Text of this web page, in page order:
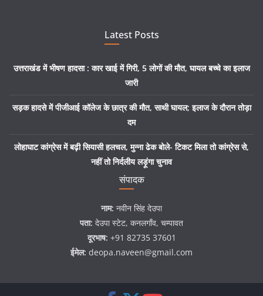
Latest Posts
उत्तराखंड में भीषण हादसा : कार खाई में गिरी, 5 लोगों की मौत, घायल बच्चे का इलाज
जारी
सड़क हादसे में पीजीआई कॉलेज के छात्र की मौत, साथी घायल; इलाज के दौरान तोड़ा
दम
लोहाघाट कांग्रेस में बढ़ी सियासी हलचल, मुन्ना ढेक बोले- टिकट मिला तो कांग्रेस से,
नहीं तो निर्दलीय लड़ूंगा चुनाव
संपादक
नाम: नवीन सिंह देउपा
पता: देउपा स्टेट, कनलगाँव, चम्पावत
दूरभाष: +91 82735 37601
ईमेल: deopa.naveen@gmail.com